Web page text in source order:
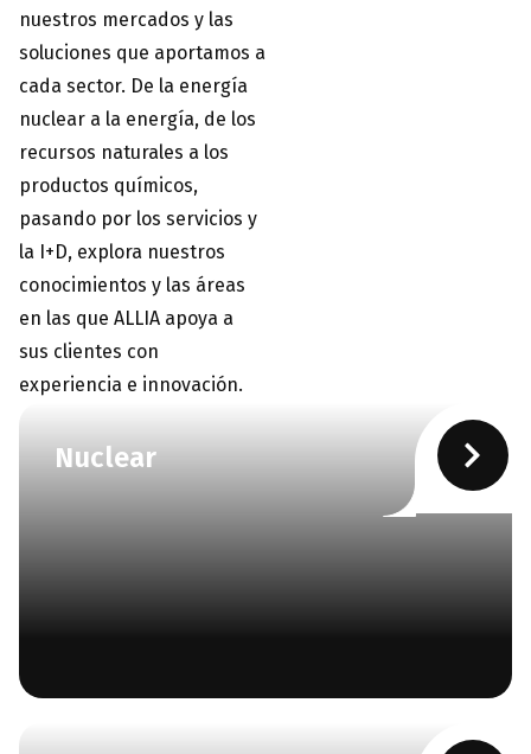
nuestros mercados y las
soluciones que aportamos a
cada sector. De la energía
nuclear a la energía, de los
recursos naturales a los
productos químicos,
pasando por los servicios y
la I+D, explora nuestros
conocimientos y las áreas
en las que ALLIA apoya a
sus clientes con
experiencia e innovación.
Nuclear